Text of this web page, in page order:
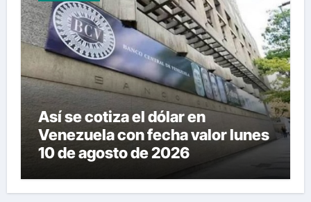
Así se cotiza el dólar en
Venezuela con fecha valor lunes
10 de agosto de 2026